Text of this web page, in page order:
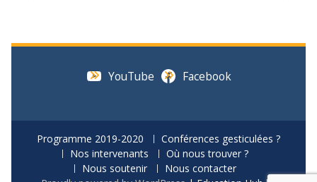
YouTube Facebook
Programme 2019-2020
Conférences gesticulées ?
Nos intervenants
Où nous trouver ?
Nous soutenir
Nous contacter